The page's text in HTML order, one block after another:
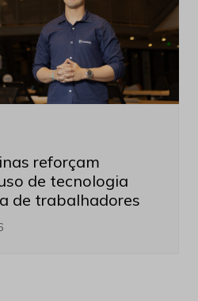
reforçam
de tecnologia
de trabalhadores